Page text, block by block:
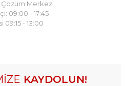
Merkezi
09:00 - 17:45
09:15 - 13:00
KAYDOLUN!